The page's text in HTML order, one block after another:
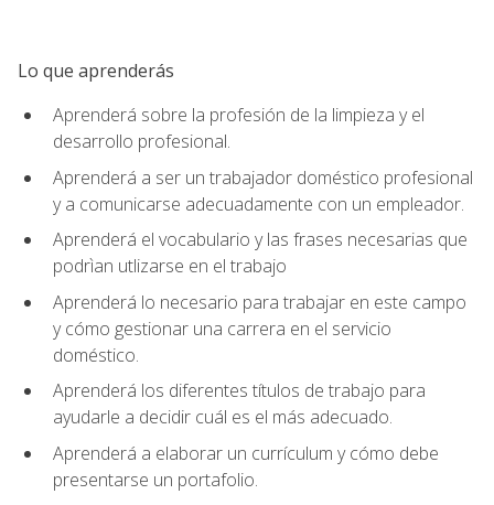
Lo que aprenderás
Aprenderá sobre la profesión de la limpieza y el
desarrollo profesional.
Aprenderá a ser un trabajador doméstico profesional
y a comunicarse adecuadamente con un empleador.
Aprenderá el vocabulario y las frases necesarias que
podrìan utlizarse en el trabajo
Aprenderá lo necesario para trabajar en este campo
y cómo gestionar una carrera en el servicio
doméstico.
Aprenderá los diferentes títulos de trabajo para
ayudarle a decidir cuál es el más adecuado.
Aprenderá a elaborar un currículum y cómo debe
presentarse un portafolio.